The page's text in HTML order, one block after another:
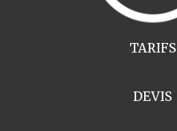
TARIFS
DEVIS